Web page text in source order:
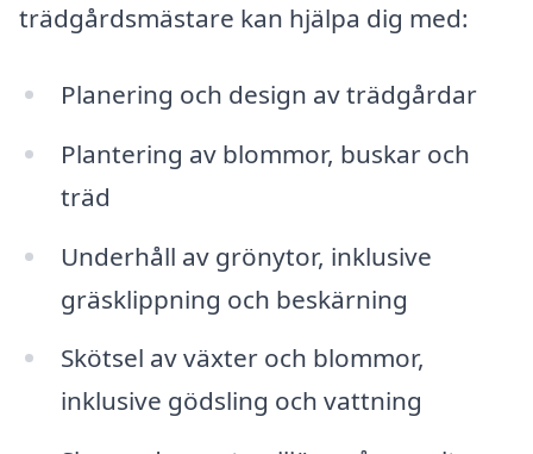
trädgårdsmästare kan hjälpa dig med:
Planering och design av trädgårdar
Plantering av blommor, buskar och
träd
Underhåll av grönytor, inklusive
gräsklippning och beskärning
Skötsel av växter och blommor,
inklusive gödsling och vattning